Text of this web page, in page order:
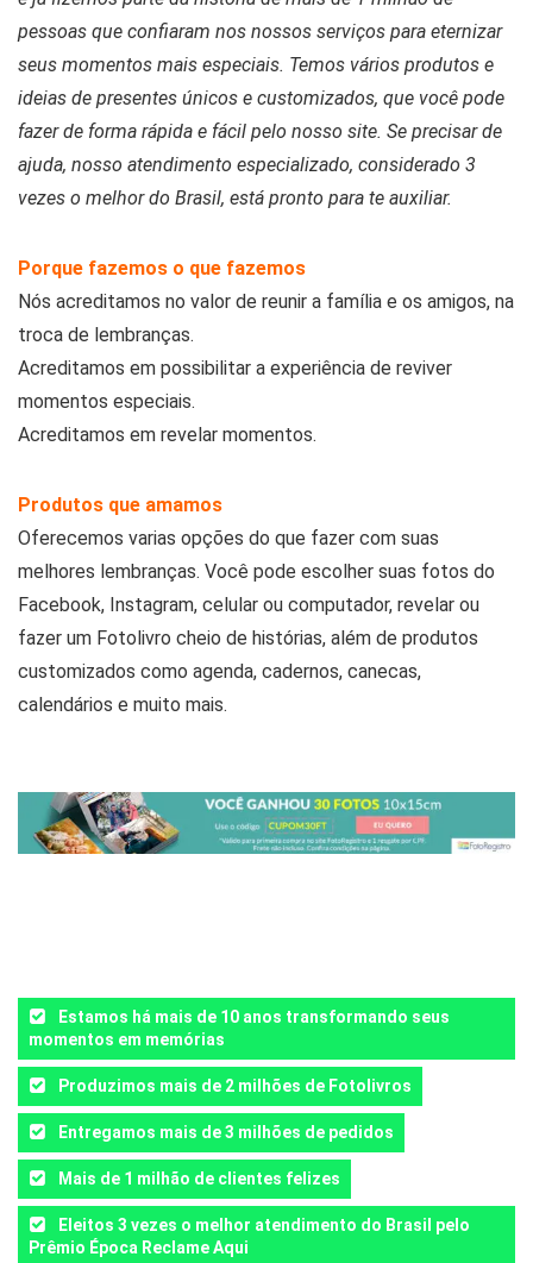
pessoas que confiaram nos nossos serviços para eternizar
seus momentos mais especiais. Temos vários produtos e
ideias de presentes únicos e customizados, que você pode
fazer de forma rápida e fácil pelo nosso site. Se precisar de
ajuda, nosso atendimento especializado, considerado 3
vezes o melhor do Brasil, está pronto para te auxiliar.
Porque fazemos o que fazemos
Nós acreditamos no valor de reunir a família e os amigos, na
troca de lembranças.
Acreditamos em possibilitar a experiência de reviver
momentos especiais.
Acreditamos em revelar momentos.
Produtos que amamos
Oferecemos varias opções do que fazer com suas
melhores lembranças. Você pode escolher suas fotos do
Facebook, Instagram, celular ou computador, revelar ou
fazer um Fotolivro cheio de histórias, além de produtos
customizados como agenda, cadernos, canecas,
calendários e muito mais.
Estamos há mais de 10 anos transformando seus
momentos em memórias
Produzimos mais de 2 milhões de Fotolivros
Entregamos mais de 3 milhões de pedidos
Mais de 1 milhão de clientes felizes
Eleitos 3 vezes o melhor atendimento do Brasil pelo
Prêmio Época Reclame Aqui